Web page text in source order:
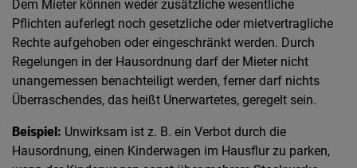
Dem Mieter können weder zusätzliche wesentliche
Pflichten auferlegt noch gesetzliche oder mietvertragliche
Rechte aufgehoben oder eingeschränkt werden. Durch
Regelungen in der Hausordnung darf der Mieter nicht
unangemessen benachteiligt werden, ferner darf nichts
Überraschendes, das heißt Unerwartetes, geregelt sein.
Beispiel: Unwirksam ist z. B. ein Verbot durch die
Hausordnung, einen Kinderwagen im Hausflur zu parken,